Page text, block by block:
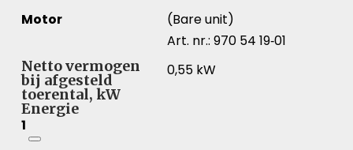
Motor
(Bare unit)
Art. nr.: 970 54 19‑01
Netto vermogen
bij afgesteld
toerental, kW
Energie
1
0,55 kW